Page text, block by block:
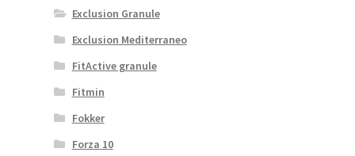
Exclusion Granule
Exclusion Mediterraneo
FitActive granule
Fitmin
Fokker
Forza 10